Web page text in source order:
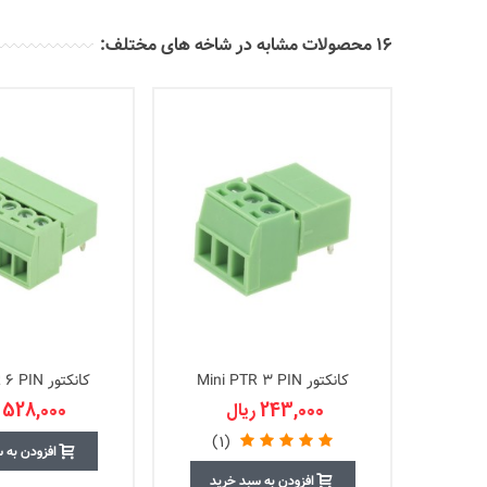
16 محصولات مشابه در شاخه های مختلف:
کانکتور Mini PTR 3 PIN
243,000 ریال
(1)
افزودن به سبد خرید
کانکتور Mini PTR 6 PIN
528,000 ریال
افزودن